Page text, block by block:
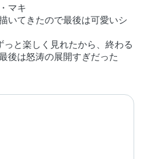
マキ
いてきたので最後は可愛いシ
と楽しく見れたから、終わる
後は怒涛の展開すぎだった